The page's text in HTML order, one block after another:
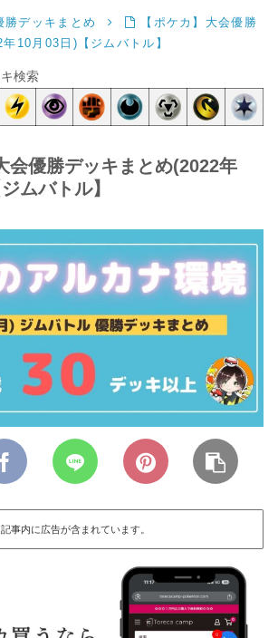
勝デッキまとめ
【ポケカ】大会優勝
10月03日)【ジムバトル】
検索
会優勝デッキまとめ(2022年
ムバトル】
記事内に広告が含まれています。